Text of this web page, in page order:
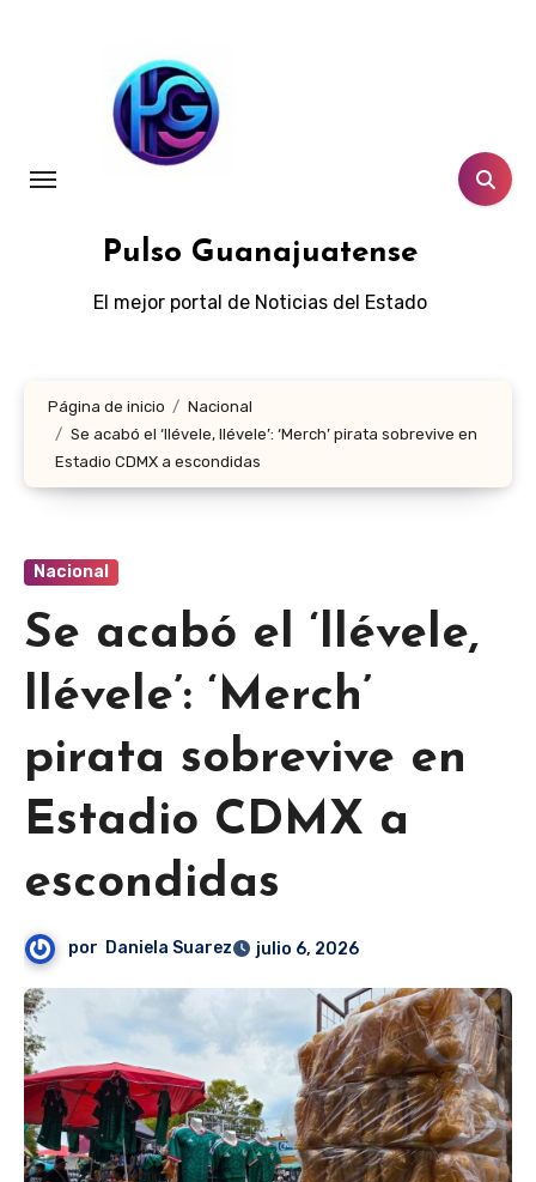
Pulso Guanajuatense
El mejor portal de Noticias del Estado
Página de inicio
Nacional
Se acabó el ‘llévele, llévele’: ‘Merch’ pirata sobrevive en
Estadio CDMX a escondidas
Nacional
Se acabó el ‘llévele,
llévele’: ‘Merch’
pirata sobrevive en
Estadio CDMX a
escondidas
por Daniela Suarez julio 6, 2026